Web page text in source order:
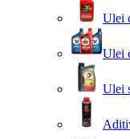
Ulei
Ulei
Ulei